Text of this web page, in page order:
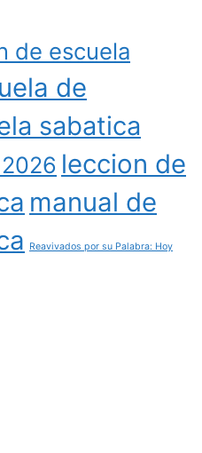
de escuela
de
sabatica
leccion de
manual de
Reavivados por su Palabra: Hoy